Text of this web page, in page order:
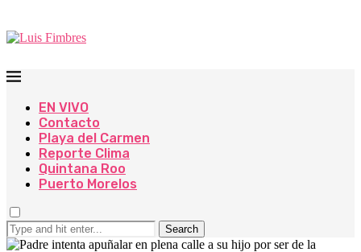
EN VIVO
Contacto
Playa del Carmen
Reporte Clima
Quintana Roo
Puerto Morelos
Search